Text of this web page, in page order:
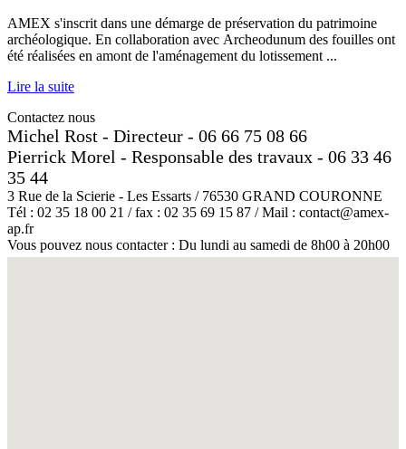
AMEX s'inscrit dans une démarge de préservation du patrimoine
archéologique. En collaboration avec Archeodunum des fouilles ont
été réalisées en amont de l'aménagement du lotissement ...
Lire la suite
Contactez nous
Michel Rost - Directeur - 06 66 75 08 66
Pierrick Morel - Responsable des travaux - 06 33 46
35 44
3 Rue de la Scierie - Les Essarts / 76530 GRAND COURONNE
Tél : 02 35 18 00 21 / fax : 02 35 69 15 87 / Mail : contact@amex-
ap.fr
Vous pouvez nous contacter : Du lundi au samedi de 8h00 à 20h00